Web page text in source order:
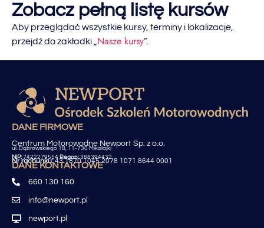
Zobacz pełną listę kursów
Aby przeglądać wszystkie kursy, terminy i lokalizacje,
przejdź do zakładki „ Nasze kursy”.
DANE FIRMOWE
Centrum Motorowodne Newport Sp. z o.o.
ul. Dąbrowskiego 18, 11-730 Mikołajki
NIP: 7422279554 Regon: 388394432
Nr rachunku:43 1870 1045 2078 1071 8644 0001
DANE KONTAKTOWE
660 130 160
info@newport.pl
newport.pl